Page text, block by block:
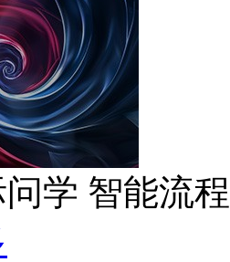
学 智能流